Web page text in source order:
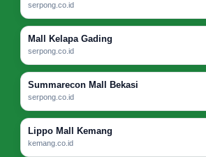
serpong.co.id
Mall Kelapa Gading
serpong.co.id
Summarecon Mall Bekasi
serpong.co.id
Lippo Mall Kemang
kemang.co.id